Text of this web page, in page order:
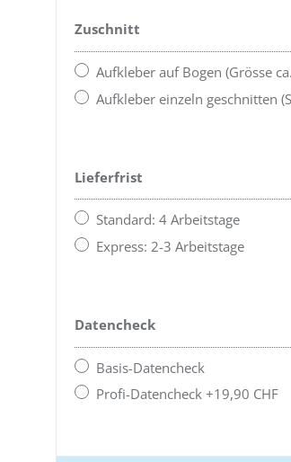
Zuschnitt
Aufkleber auf Bogen (Grösse
Aufkleber einzeln geschnitten
Lieferfrist
Standard: 4 Arbeitstage
Express: 2-3 Arbeitstage
Datencheck
Basis-Datencheck
Profi-Datencheck +19,90 CHF